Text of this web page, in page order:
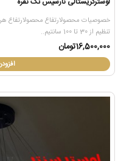
خصوصیات محصولارتفاع محصولارتفاع
تنظیم از 30 تا 100 سانتیم..
16,500,000تومان